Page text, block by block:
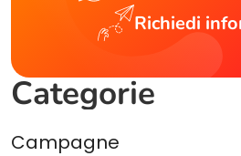
Richiedi
Categorie
Campagne